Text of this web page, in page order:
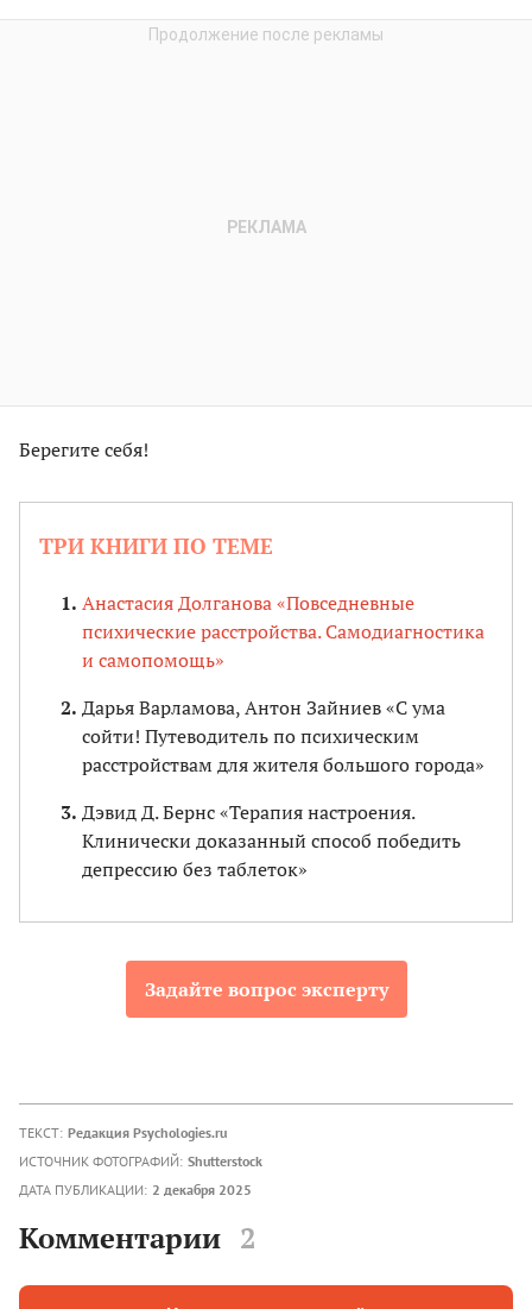
Берегите себя!
ТРИ КНИГИ ПО ТЕМЕ
Анастасия Долганова «Повседневные
психические расстройства. Самодиагностика
и самопомощь»
Дарья Варламова, Антон Зайниев «С ума
сойти! Путеводитель по психическим
расстройствам для жителя большого города»
Дэвид Д. Бернс «Терапия настроения.
Клинически доказанный способ победить
депрессию без таблеток»
Задайте вопрос эксперту
ТЕКСТ: Редакция Psychologies.ru
ИСТОЧНИК ФОТОГРАФИЙ: Shutterstock
ДАТА ПУБЛИКАЦИИ: 2 декабря 2025
Комментарии 2